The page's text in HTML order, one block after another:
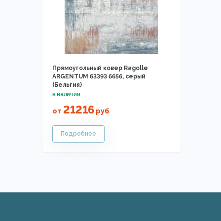
Прямоугольный ковер Ragolle
ARGENTUM 63393 6656, серый
(Бельгия)
от 21216руб